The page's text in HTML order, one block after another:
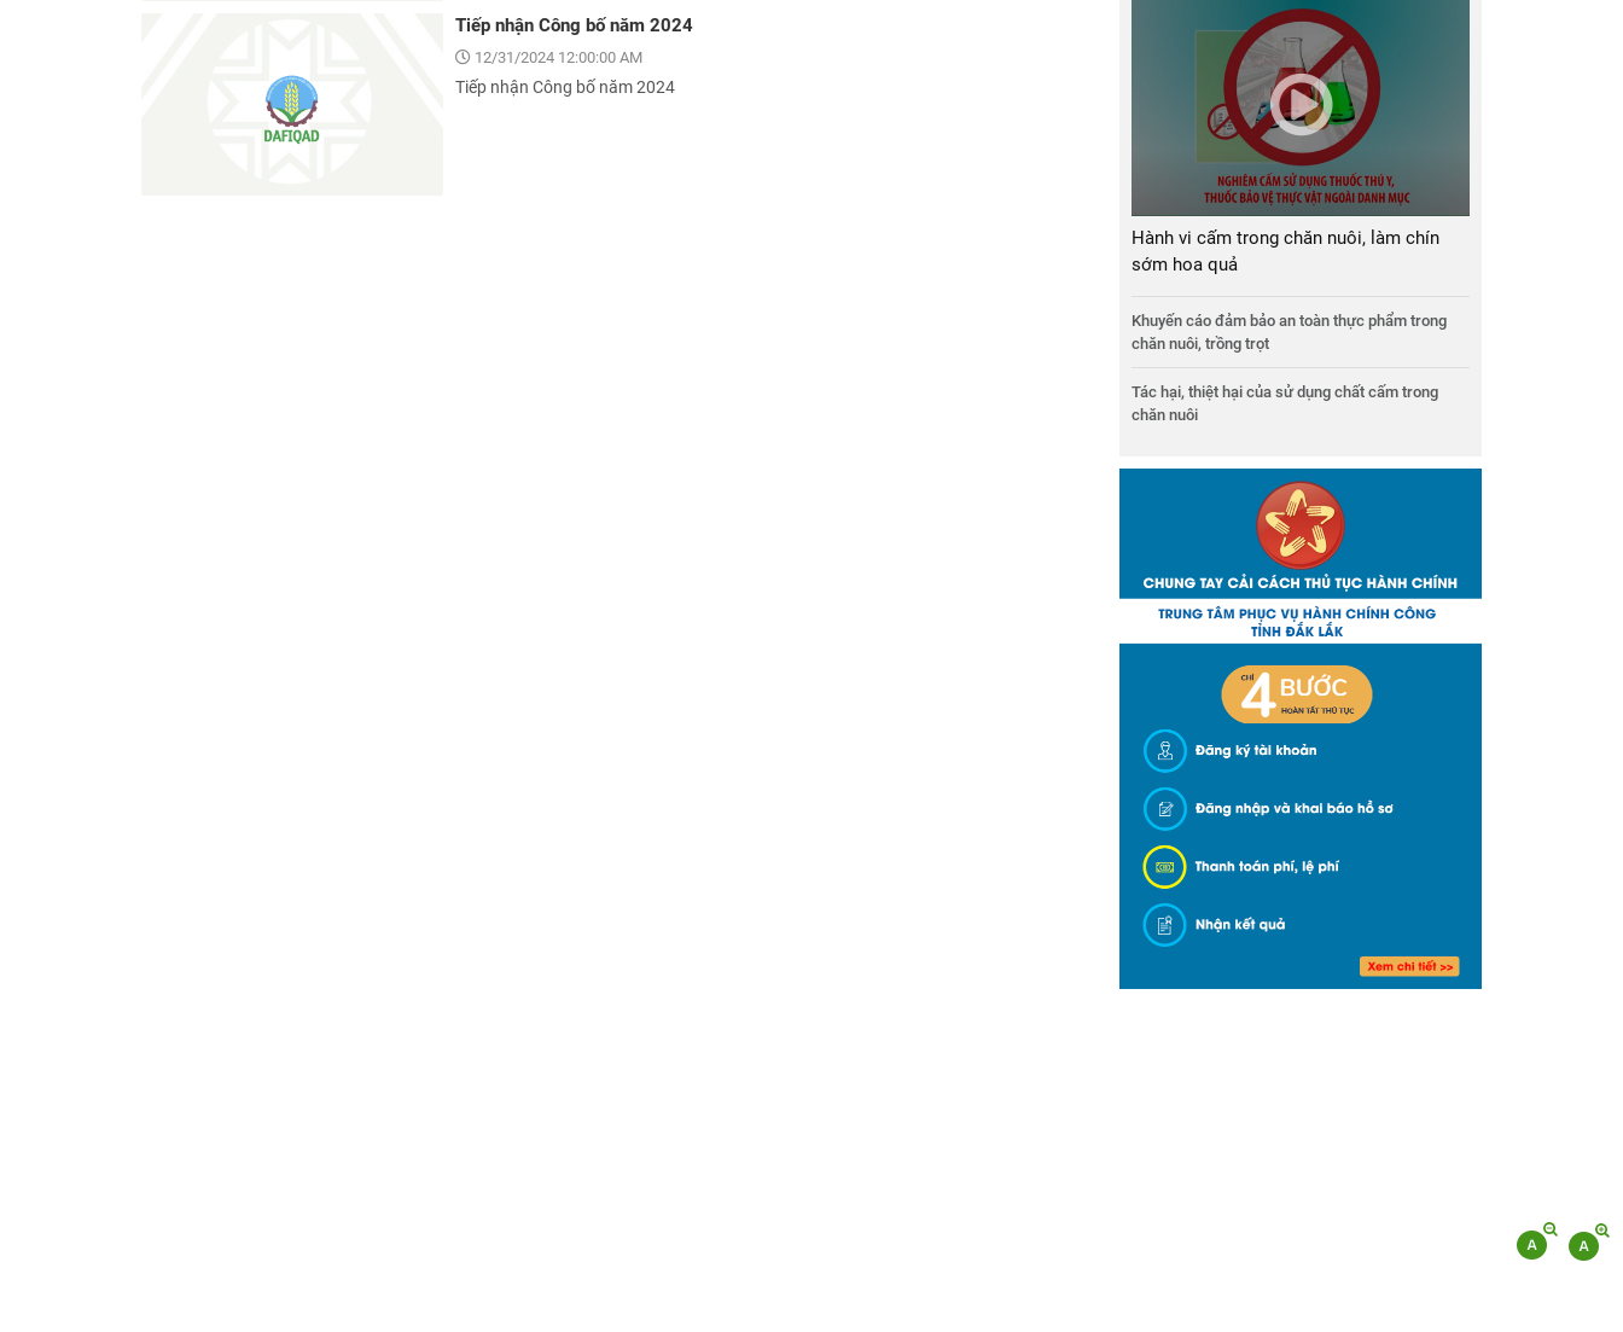
Tiếp nhận Công bố năm 2024
12/31/2024 12:00:00 AM
Tiếp nhận Công bố năm 2024
Hành vi cấm trong chăn nuôi, làm chín
sớm hoa quả
Khuyến cáo đảm bảo an toàn thực phẩm trong
chăn nuôi, trồng trọt
Tác hại, thiệt hại của sử dụng chất cấm trong
chăn nuôi